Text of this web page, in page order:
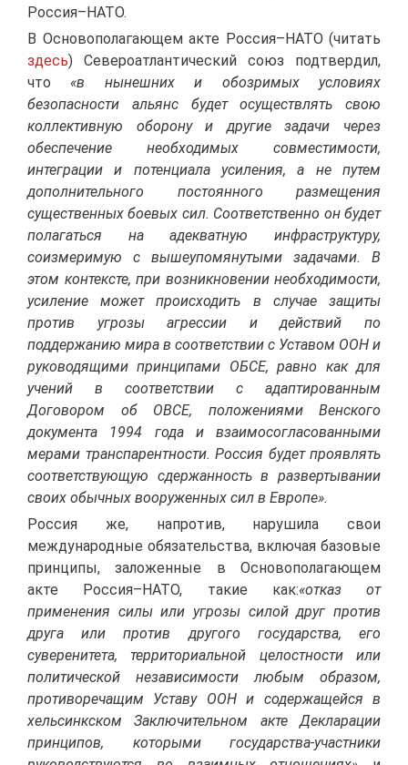
Россия–НАТО.
В Основополагающем акте Россия–НАТО (читать
здесь) Североатлантический союз подтвердил,
что«в нынешних и обозримых условиях
безопасности альянс будет осуществлять свою
коллективную оборону и другие задачи через
обеспечение необходимых совместимости,
интеграции и потенциала усиления, а не путем
дополнительного постоянного размещения
существенных боевых сил. Соответственно он будет
полагаться на адекватную инфраструктуру,
соизмеримую с вышеупомянутыми задачами. В
этом контексте, при возникновении необходимости,
усиление может происходить в случае защиты
против угрозы агрессии и действий по
поддержанию мира в соответствии с Уставом ООН и
руководящими принципами ОБСЕ, равно как для
учений в соответствии с адаптированным
Договором об ОВСЕ, положениями Венского
документа 1994 года и взаимосогласованными
мерами транспарентности. Россия будет проявлять
соответствующую сдержанность в развертывании
своих обычных вооруженных сил в Европе».
Россия же, напротив, нарушила свои
международные обязательства, включая базовые
принципы, заложенные в Основополагающем
акте Россия–НАТО, такие как:«отказ от
применения силы или угрозы силой друг против
друга или против другого государства, его
суверенитета, территориальной целостности или
политической независимости любым образом,
противоречащим Уставу ООН и содержащейся в
хельсинкском Заключительном акте Декларации
принципов, которыми государства-участники